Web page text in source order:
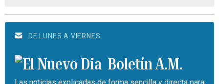
DE LUNES A VIERNES
Boletín A.M.